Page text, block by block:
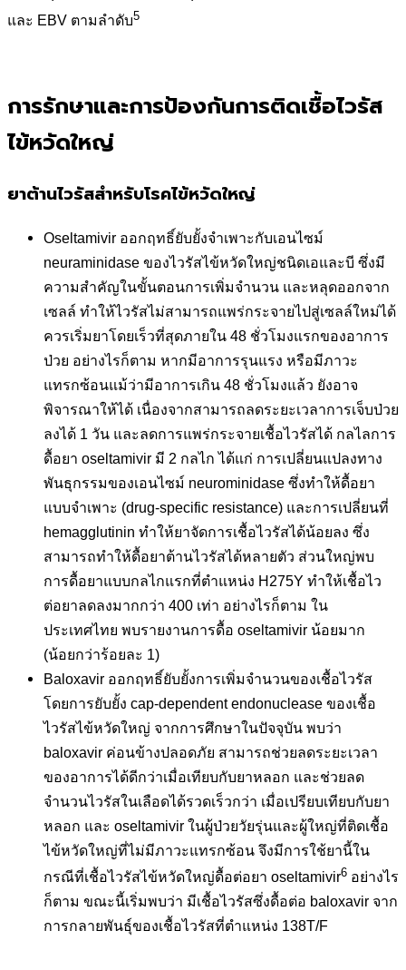
และ EBV ตามลำดับ5
การรักษาและการป้องกันการติดเชื้อไวรัส
ไข้หวัดใหญ่
ยาต้านไวรัสสำหรับโรคไข้หวัดใหญ่
Oseltamivir ออกฤทธิ์ยับยั้งจำเพาะกับเอนไซม์
neuraminidase ของไวรัสไข้หวัดใหญ่ชนิดเอและบี ซึ่งมี
ความสำคัญในขั้นตอนการเพิ่มจำนวน และหลุดออกจาก
เซลล์ ทำให้ไวรัสไม่สามารถแพร่กระจายไปสู่เซลล์ใหม่ได้
ควรเริ่มยาโดยเร็วที่สุดภายใน 48 ชั่วโมงแรกของอาการ
ป่วย อย่างไรก็ตาม หากมีอาการรุนแรง หรือมีภาวะ
แทรกซ้อนแม้ว่ามีอาการเกิน 48 ชั่วโมงแล้ว ยังอาจ
พิจารณาให้ได้ เนื่องจากสามารถลดระยะเวลาการเจ็บป่วย
ลงได้ 1 วัน และลดการแพร่กระจายเชื้อไวรัสได้ กลไลการ
ดื้อยา oseltamivir มี 2 กลไก ได้แก่ การเปลี่ยนแปลงทาง
พันธุกรรมของเอนไซม์ neurominidase ซึ่งทำให้ดื้อยา
แบบจำเพาะ (drug-specific resistance) และการเปลี่ยนที่
hemagglutinin ทำให้ยาจัดการเชื้อไวรัสได้น้อยลง ซึ่ง
สามารถทำให้ดื้อยาต้านไวรัสได้หลายตัว ส่วนใหญ่พบ
การดื้อยาแบบกลไกแรกที่ตำแหน่ง H275Y ทำให้เชื้อไว
ต่อยาลดลงมากกว่า 400 เท่า อย่างไรก็ตาม ใน
ประเทศไทย พบรายงานการดื้อ oseltamivir น้อยมาก
(น้อยกว่าร้อยละ 1)
Baloxavir ออกฤทธิ์ยับยั้งการเพิ่มจำนวนของเชื้อไวรัส
โดยการยับยั้ง cap-dependent endonuclease ของเชื้อ
ไวรัสไข้หวัดใหญ่ จากการศึกษาในปัจจุบัน พบว่า
baloxavir ค่อนข้างปลอดภัย สามารถช่วยลดระยะเวลา
ของอาการได้ดีกว่าเมื่อเทียบกับยาหลอก และช่วยลด
จำนวนไวรัสในเลือดได้รวดเร็วกว่า เมื่อเปรียบเทียบกับยา
หลอก และ oseltamivir ในผู้ป่วยวัยรุ่นและผู้ใหญ่ที่ติดเชื้อ
ไข้หวัดใหญ่ที่ไม่มีภาวะแทรกซ้อน จึงมีการใช้ยานี้ใน
กรณีที่เชื้อไวรัสไข้หวัดใหญ่ดื้อต่อยา oseltamivir6 อย่างไร
ก็ตาม ขณะนี้เริ่มพบว่า มีเชื้อไวรัสซึ่งดื้อต่อ baloxavir จาก
การกลายพันธุ์ของเชื้อไวรัสที่ตำแหน่ง 138T/F